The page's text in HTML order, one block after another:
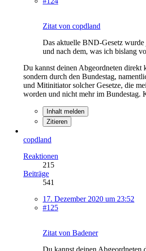
Zitat von copdland
Das aktuelle BND-Gesetz
und nach dem, was ich bislang
Du kannst deinen Abgeordneten direkt
sondern durch den Bundestag,
und Mitinitiator solcher Gesetze, die
worden und nicht mehr im Bundestag.
Inhalt melden
Zitieren
copdland
Reaktionen
215
Beiträge
541
17. Dezember 2020 um 23:52
#125
Zitat von Badener
Du kannst deinen Abgeordneten